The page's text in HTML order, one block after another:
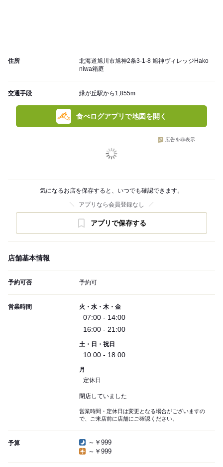
住所
北海道旭川市旭神2条3-1-8 旭神ヴィレッジHako
niwa箱庭
交通手段 緑が丘駅から1,855m
食べログアプリで地図を開く
広告を非表示
気になるお店を保存すると、いつでも確認できます。
アプリなら会員登録なし
アプリで保存する
店舗基本情報
予約可否 予約可
営業時間 火・水・木・金
07:00 - 14:00
16:00 - 21:00
土・日・祝日
10:00 - 18:00
月
定休日
閉店していました
営業時間・定休日は変更となる場合がございますの
で、ご来店前に店舗にご確認ください。
予算
～￥999
～￥999